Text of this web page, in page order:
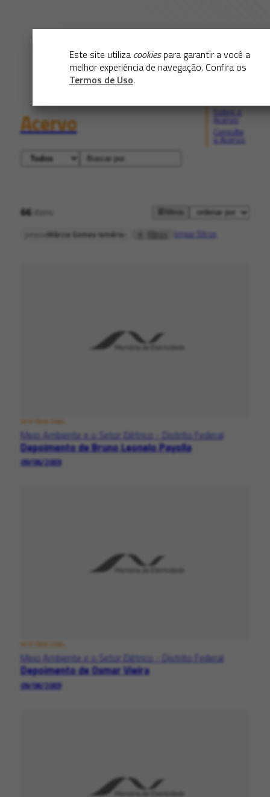
Este site utiliza cookiespara garantir a você a
melhor experiência de navegação. Confira os
Termos de Uso.
Acervo
Consulte
66itens filtros
pessoaMárcia Gomes Ismério filtros limpar filtros
HISTÓRIA ORAL
Meio Ambiente e o Setor Elétrico - Distrito Federal
Depoimento de Bruno Leonelo Payolla
09/06/2003
HISTÓRIA ORAL
Meio Ambiente e o Setor Elétrico - Distrito Federal
Depoimento de Osmar Vieira
09/06/2003